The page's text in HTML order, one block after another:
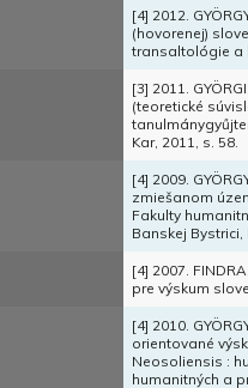
[4] 2012.
(hovorenej)
transaltológie a
[3] 2011.
(teoretické
Kar, 2011, s. 58.
[4] 2009.
zmiešanom
Fakulty
Banskej
[4] 2007.
pre výskum
[4] 2010.
orientované
Neosoliensis :
humanitných a